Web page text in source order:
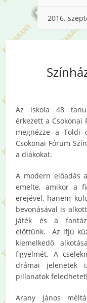
2016.
Az iskola 48
érkezett a Csokonai
megnézze a
Csokonai Fórum
a diákokat.
A modern előadás
emelte, amikor a
erejével, hanem
bevonásával is
játék és a
előttünk. Az ifjú
kiemelkedő
figyelmét. A
drámai jelenetek
pillanatok
Arany János